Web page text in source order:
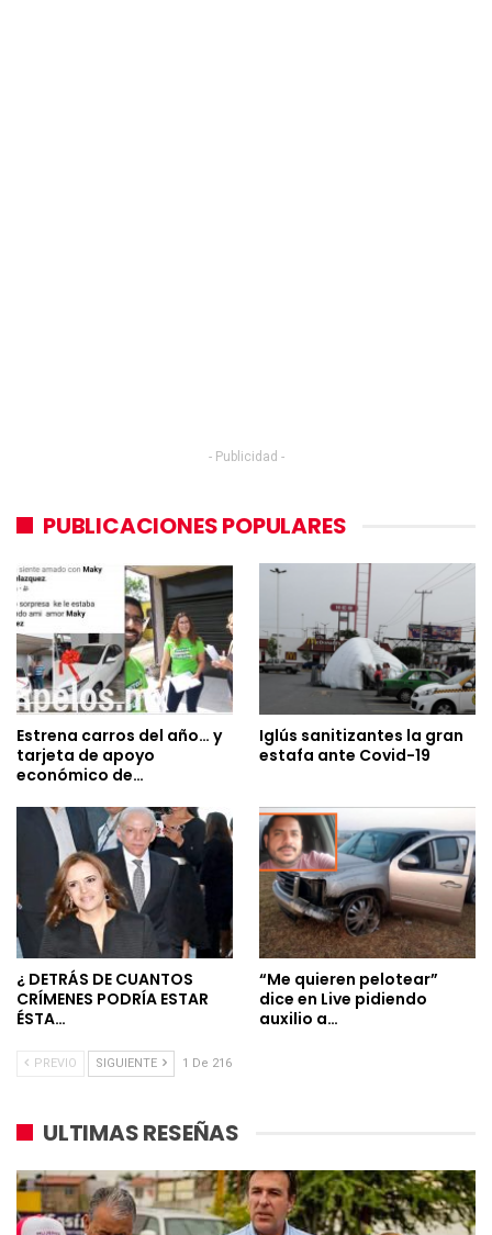
- Publicidad -
PUBLICACIONES POPULARES
Estrena carros del año… y
tarjeta de apoyo
económico de…
Iglús sanitizantes la gran
estafa ante Covid-19
¿ DETRÁS DE CUANTOS
CRÍMENES PODRÍA ESTAR
ÉSTA…
“Me quieren pelotear”
dice en Live pidiendo
auxilio a…
PREVIO SIGUIENTE 1 De 216
ULTIMAS RESEÑAS